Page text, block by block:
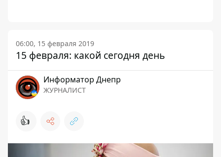
06:00, 15 февраля 2019
15 февраля: какой сегодня день
Информатор Днепр
ЖУРНАЛИСТ
👍